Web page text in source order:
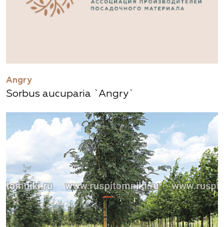
Angry
Sorbus aucuparia `Angry`